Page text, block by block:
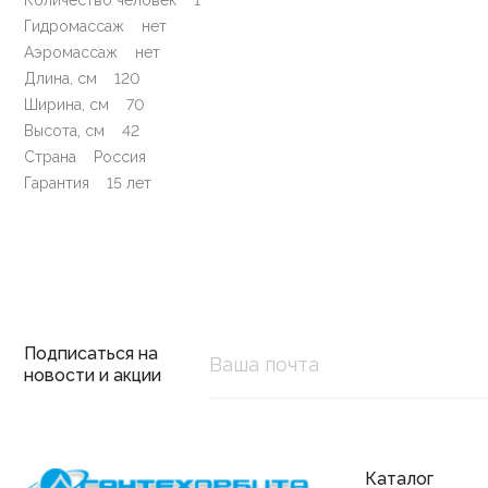
Гидромассаж нет
Аэромассаж нет
Длина, см 120
Ширина, см 70
Высота, см 42
Страна Россия
Гарантия 15 лет
Подписаться на
новости и акции
Каталог